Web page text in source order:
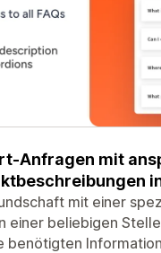
Anfragen mit
mit einer
einer beliebigen
benötigten